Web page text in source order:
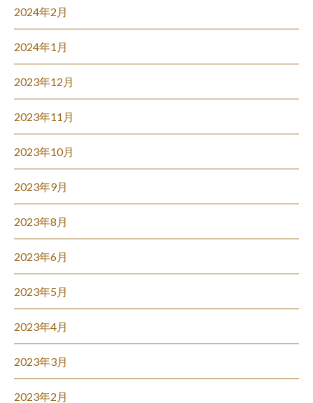
2024年2月
2024年1月
2023年12月
2023年11月
2023年10月
2023年9月
2023年8月
2023年6月
2023年5月
2023年4月
2023年3月
2023年2月